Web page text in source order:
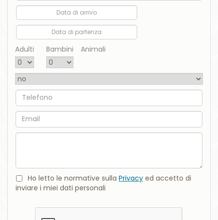
Data di arrivo
Data di partenza
Adulti
Bambini Animali
Telefono
Email
Commento
Ho letto le normative sulla Privacy ed accetto di
inviare i miei dati personali